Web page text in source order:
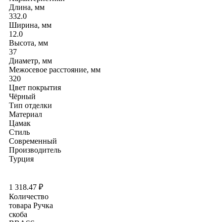
Длина, мм
332.0
Ширина, мм
12.0
Высота, мм
37
Диаметр, мм
Межосевое расстояние, мм
320
Цвет покрытия
Чёрный
Тип отделки
Материал
Цамак
Стиль
Современный
Производитель
Турция
1 318.47 ₽
Количество
товара Ручка
скоба